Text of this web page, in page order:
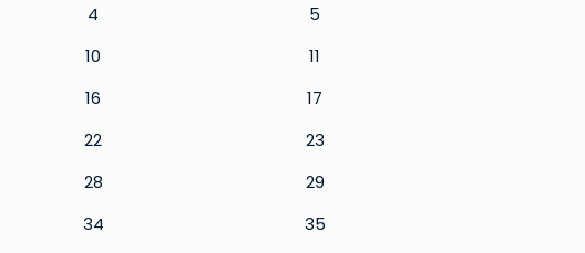
4
5
10
11
16
17
22
23
28
29
34
35